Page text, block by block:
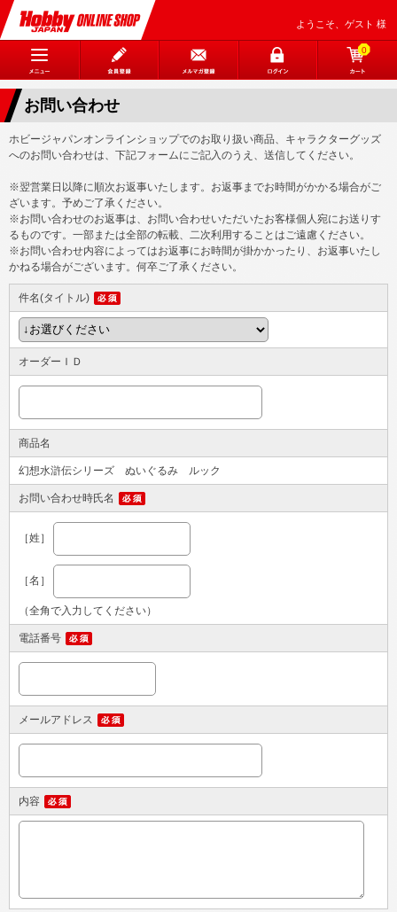
ようこそ、ゲスト 様
0
お問い合わせ
ホビージャパンオンラインショップでのお取り扱い商品、キャラクターグッズ
へのお問い合わせは、下記フォームにご記入のうえ、送信してください。
※翌営業日以降に順次お返事いたします。お返事までお時間がかかる場合がご
ざいます。予めご了承ください。
※お問い合わせのお返事は、お問い合わせいただいたお客様個人宛にお送りす
るものです。一部または全部の転載、二次利用することはご遠慮ください。
※お問い合わせ内容によってはお返事にお時間が掛かかったり、お返事いたし
かねる場合がございます。何卒ご了承ください。
件名(タイトル)
オーダーＩＤ
商品名
幻想水滸伝シリーズ ぬいぐるみ ルック
お問い合わせ時氏名
［姓］
［名］
（全角で入力してください）
電話番号
メールアドレス
内容